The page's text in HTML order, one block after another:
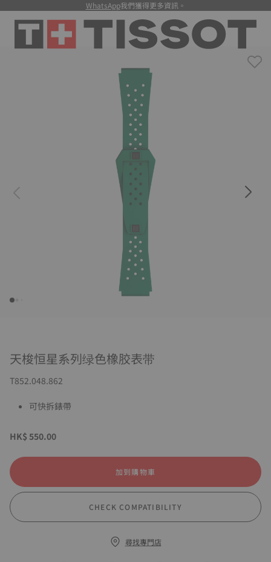
WhatsApp我們獲得更多資訊。
天梭恒星系列绿色橡胶表带
T852.048.862
可快拆錶帶
HK$ 550.00
加到購物車
CHECK COMPATIBILITY
尋找專門店